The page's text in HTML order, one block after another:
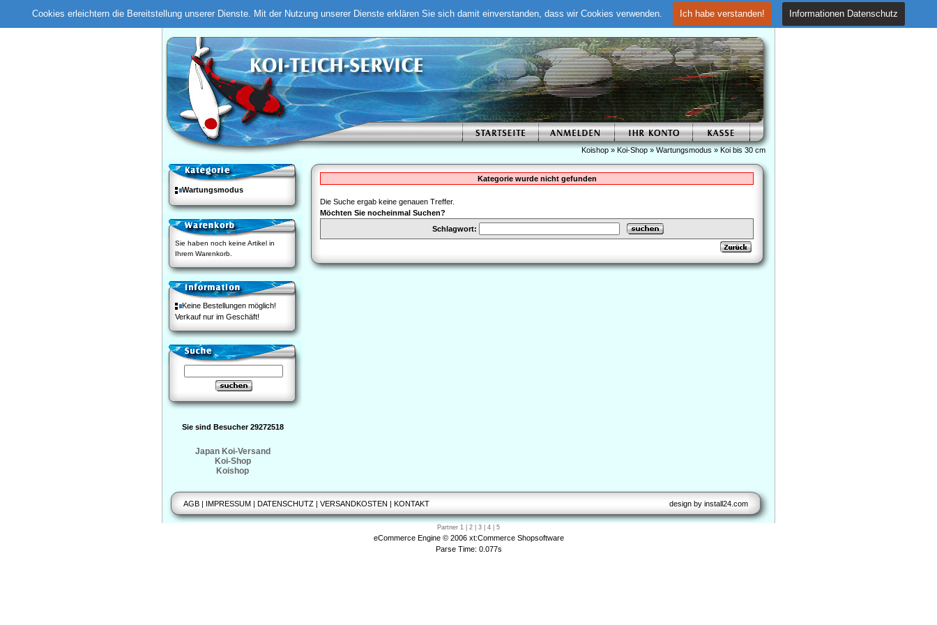
Cookies erleichtern die Bereitstellung unserer Dienste. Mit der Nutzung unserer Dienste erklären Sie sich damit einverstanden, dass wir Cookies verwenden. Ich habe verstanden! Informationen Datenschutz
Koishop»Koi-Shop»Wartungsmodus»Koi bis 30 cm
Wartungsmodus
Sie haben noch keine Artikel in
Ihrem Warenkorb.
Keine Bestellungen möglich!
Verkauf nur im Geschäft!
Sie sind Besucher 29272518
Japan Koi-Versand
Koi-Shop
Koishop
Kategorie wurde nicht gefunden
Die Suche ergab keine genauen Treffer.
Möchten Sie nocheinmal Suchen?
Schlagwort:
AGB | IMPRESSUM | DATENSCHUTZ | VERSANDKOSTEN | KONTAKT design by install24.com
Partner 1 2 3 4 5
eCommerce Engine © 2006 xt:Commerce Shopsoftware
Parse Time: 0.077s